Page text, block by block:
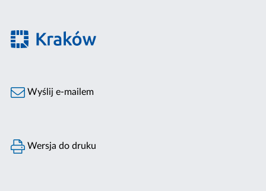
Wyślij e-mailem
Wersja do druku